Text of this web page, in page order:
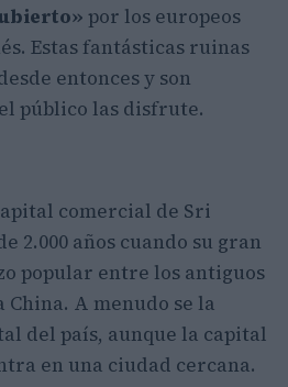
por los europeos
Estas fantásticas ruinas
entonces y son
público las disfrute.
comercial de Sri
2.000 años cuando su gran
popular entre los antiguos
A menudo se la
del país, aunque la capital
en una ciudad cercana.